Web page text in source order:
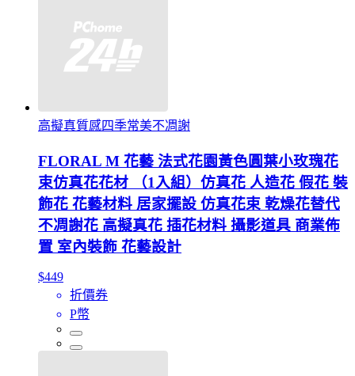
高擬真質感四季常美不凋謝
FLORAL M 花藝 法式花園黃色圓葉小玫瑰花
束仿真花花材 （1入組）仿真花 人造花 假花 裝
飾花 花藝材料 居家擺設 仿真花束 乾燥花替代
不凋謝花 高擬真花 插花材料 攝影道具 商業佈
置 室內裝飾 花藝設計
$449
折價券
P幣